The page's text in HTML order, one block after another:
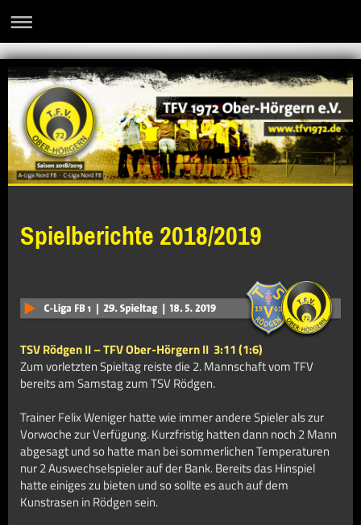
Spielberichte 2018/2019
TSV Rödgen II – TFV Ober-Hörgern II 3:11 (1:6)
Zum vorletzten Spieltag reiste die 2. Mannschaft vom TFV
bereits am Samstag zum TSV Rödgen.
Trainer Felix Weniger hatte wie immer andere Spieler als zur
Vorwoche zur Verfügung. Kurzfristig hatten dann noch 2 Mann
abgesagt und so hatte man bei sommerlichen Temperaturen
nur 2 Auswechselspieler auf der Bank. Bereits das Hinspiel
hatte einiges zu bieten und so sollte es auch auf dem
Kunstrasen in Rödgen sein.